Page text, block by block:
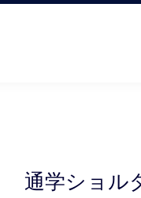
通学ショル